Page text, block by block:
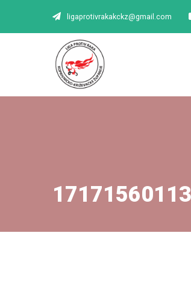
ligaprotivrakakckz@gmail.com